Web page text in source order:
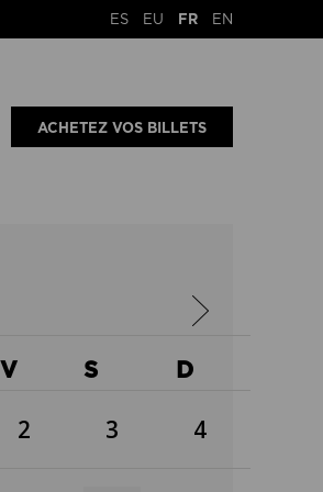
ES EU FR EN
ACHETEZ VOS BILLETS
V S D
2 3 4